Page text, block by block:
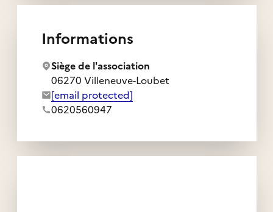
Informations
Siège de l'association
06270 Villeneuve-Loubet
Adresse e-mail de l'association :
[email protected]
Numéro de téléphone de l'association :
0620560947